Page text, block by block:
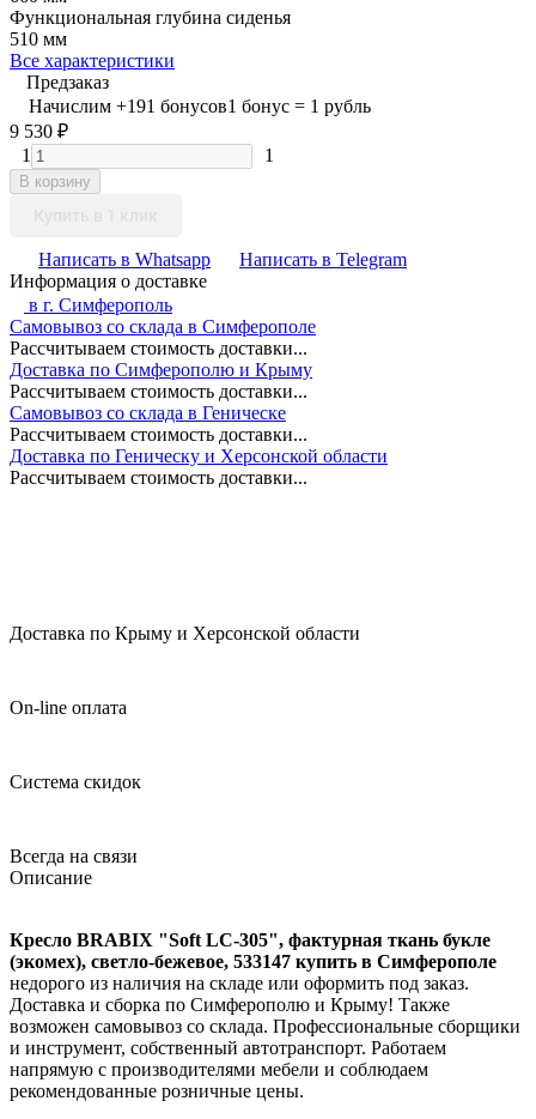
Функциональная глубина сиденья
510 мм
Все характеристики
Предзаказ
Начислим +191 бонусов1 бонус = 1 рубль
9 530 ₽
1
1
В корзину
Написать в Whatsapp
Написать в Telegram
Информация о доставке
в г. Симферополь
Самовывоз со склада в Симферополе
Рассчитываем стоимость доставки...
Доставка по Симферополю и Крыму
Рассчитываем стоимость доставки...
Самовывоз со склада в Геническе
Рассчитываем стоимость доставки...
Доставка по Геническу и Херсонской области
Рассчитываем стоимость доставки...
Доставка по Крыму и Херсонской области
On-line оплата
Система скидок
Всегда на связи
Описание
Кресло BRABIX "Soft LC-305", фактурная ткань букле
(экомех), светло-бежевое, 533147 купить в Симферополе
недорого из наличия на складе или оформить под заказ.
Доставка и сборка по Симферополю и Крыму! Также
возможен самовывоз со склада. Профессиональные сборщики
и инструмент, собственный автотранспорт. Работаем
напрямую с производителями мебели и соблюдаем
рекомендованные розничные цены.